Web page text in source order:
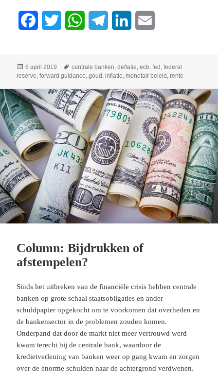
e
b
o
o
k
t
t
e
r
W
t
s
A
p
p
e
g
r
a
m
k
e
d
n
i
l
Geplaatst
op
6 april 2019 Tags
centrale banken,deflatie,ecb,fed ,federal
reserve,forward guidance,goud ,inflatie,monetair beleid ,rente
Column: Bijdrukken of
afstempelen?
Sinds het uitbreken van de financiële crisis hebben centrale
banken op grote schaal staatsobligaties en ander
schuldpapier opgekocht om te voorkomen dat overheden en
de bankensector in de problemen zouden komen.
Onderpand dat door de markt niet meer vertrouwd werd
kwam terecht bij de centrale bank, waardoor de
kredietverlening van banken weer op gang kwam en zorgen
over de enorme schulden naar de achtergrond verdwenen.